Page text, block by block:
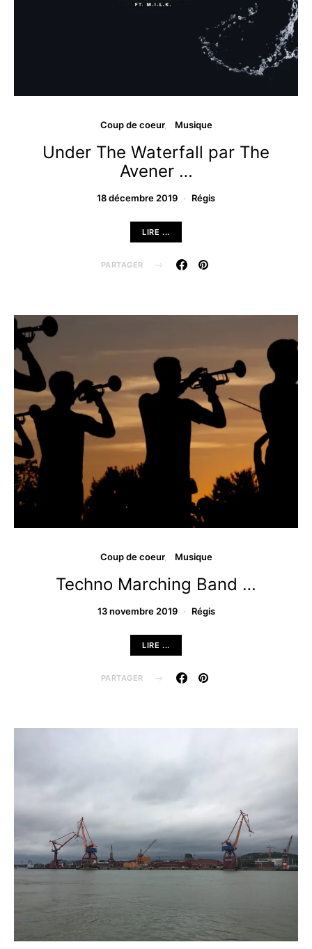
Coup de coeur Musique
Under The Waterfall par The
Avener …
18 décembre 2019 Régis
LIRE ...
PARTAGER
Coup de coeur Musique
Techno Marching Band …
13 novembre 2019 Régis
LIRE ...
PARTAGER